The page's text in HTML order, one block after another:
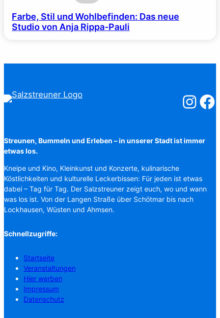
Farbe, Stil und Wohlbefinden: Das neue
Studio von Anja Rippa-Pauli
Streunen, Bummeln und Erleben – in unserer Stadt ist immer
etwas los.
Kneipe und Kino, Kleinkunst und Konzerte, kulinarische
Köstlichkeiten und kulturelle Leckerbissen: Für jeden ist etwas
dabei – Tag für Tag. Der Salzstreuner zeigt euch, wo und wann
was los ist. Von der Langen Straße über Schötmar bis nach
Lockhausen, Wüsten und Ahmsen.
Schnellzugriffe:
Startseite
Veranstaltungen
Hier werben
Impressum
Datenschutz